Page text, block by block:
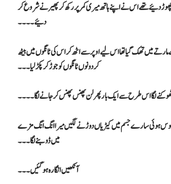
دئیے تھے اس نے اپنے ہاتھ میری کمر پر رکھ کر پھیرنے شروع کر
دئیے۔۔۔۔
میں تھک گیا تھا اس لیے اوپر سے اٹھ کر اس کی ٹانگوں میں بیٹھ
کر دونوں ٹانگوں کو جوڑ کر پکڑ لیا۔۔۔
لگا اس طرح سے ایک بار پھر لن پھنس پھنس کر جانے لگا۔۔۔۔
ہوئی سارے جسم میں کیڑیاں دوڑنے لگیں میرا انگ انگ مزے
میں ڈوبنے لگا۔۔۔
آنکھیں انگارہ ہو گئیں۔۔۔